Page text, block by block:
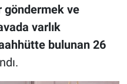
göndermek ve
varlık
bulunan 26